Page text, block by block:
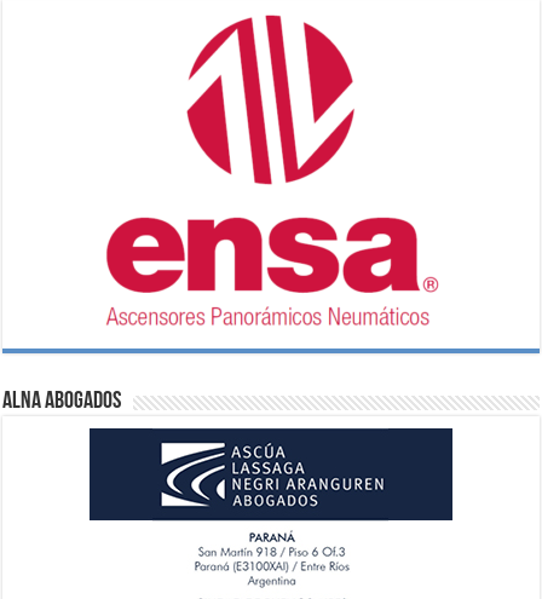
ALNA Abogados